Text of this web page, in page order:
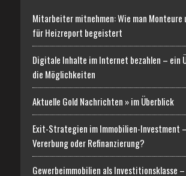
Mitarbeiter mitnehmen: Wie man Monteure
für Heizreport begeistert
Digitale Inhalte im Internet bezahlen – ein
die Möglichkeiten
Aktuelle Gold Nachrichten » im Überblick
Exit-Strategien im Immobilien-Investment
Vererbung oder Refinanzierung?
Gewerbeimmobilien als Investitionsklasse –